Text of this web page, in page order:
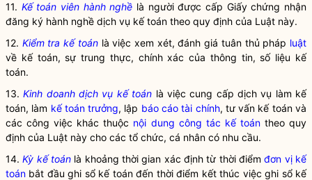
11. Kế toán viên hành nghề là người được cấp Giấy chứng nhận
đăng ký hành nghề dịch vụ kế toán theo quy định của Luật này.
12. Kiểm tra kế toánlà việc xem xét, đánh giá tuân thủ pháp luật
về kế toán, sự trung thực, chính xác của thông tin, số liệu kế
toán.
13.Kinh doanh dịch vụ kế toán là việc cung cấp dịch vụ làm kế
toán, làm kế toán trưởng, lập báo cáo tài chính, tư vấn kế toán và
các công việc khác thuộc nội dung công tác kế toántheo quy
định của Luật này cho các tổ chức, cá nhân có nhu cầu.
14.Kỳ kế toán là khoảng thời gian xác định từ thời điểmđơn vị kế
toán bắt đầu ghi sổ kế toán đến thời điểm kết thúc việc ghi sổ kế